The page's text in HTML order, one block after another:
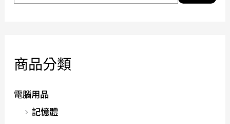
商品分類
電腦用品
記憶體